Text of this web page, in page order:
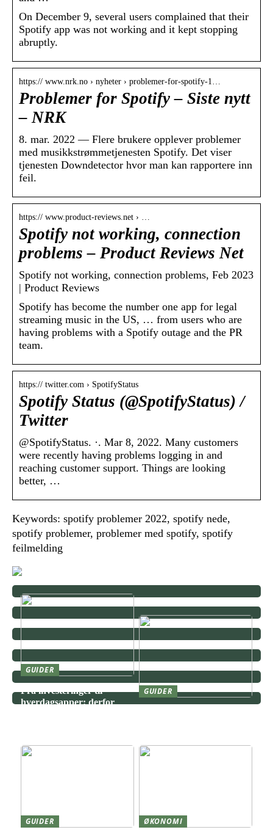
On December 9, several users complained that their
Spotify app was not working and it kept stopping
abruptly.
https:// www.nrk.no › nyheter › problemer-for-spotify-1…
Problemer for Spotify – Siste nytt
– NRK
8. mar. 2022 — Flere brukere opplever problemer
med musikkstrømmetjenesten Spotify. Det viser
tjenesten Downdetector hvor man kan rapportere inn
feil.
https:// www.product-reviews.net › …
Spotify not working, connection
problems – Product Reviews Net
Spotify not working, connection problems, Feb 2023
| Product Reviews
Spotify has become the number one app for legal
streaming music in the US, … from users who are
having problems with a Spotify outage and the PR
team.
https:// twitter.com › SpotifyStatus
Spotify Status (@SpotifyStatus) /
Twitter
@SpotifyStatus. ·. Mar 8, 2022. Many customers
were recently having problems logging in and
reaching customer support. Things are looking
better, …
Keywords: spotify problemer 2022, spotify nede,
spotify problemer, problemer med spotify, spotify
feilmelding
GUIDER
Fra investeringer til
hverdagsapper: derfor
GUIDER
GUIDER
ØKONOMI